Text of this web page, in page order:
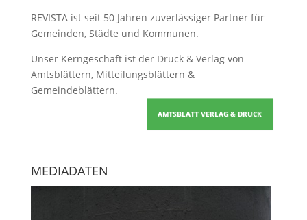
REVISTA ist seit 50 Jahren zuverlässiger Partner für
Gemeinden, Städte und Kommunen.
Unser Kerngeschäft ist der Druck & Verlag von
Amtsblättern, Mitteilungsblättern &
Gemeindeblättern.
AMTSBLATT VERLAG & DRUCK
MEDIADATEN